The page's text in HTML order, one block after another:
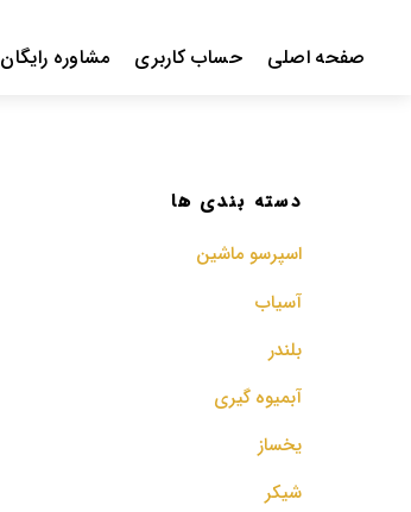
صفحه اصلی حساب کاربری مشاوره رایگان
دسته بندی ها
اسپرسو‌ ماشین
آسیاب
بلندر
آبمیوه گیری
یخساز
شیکر